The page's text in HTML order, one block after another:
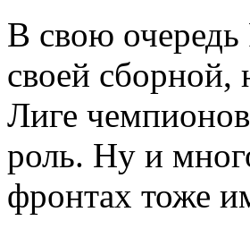
В свою
своей сборной,
Лиге
роль. Ну и
фронтах тоже